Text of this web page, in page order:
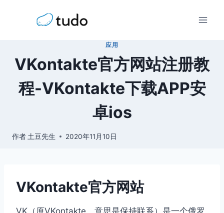
应用
VKontakte官方网站注册教
程-VKontakte下载APP安
卓ios
作者 土豆先生 2020年11月10日
VKontakte官方网站